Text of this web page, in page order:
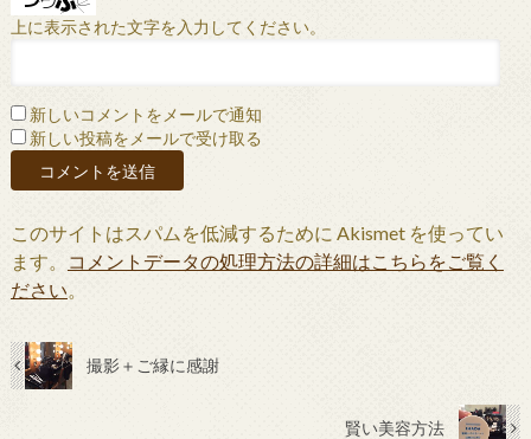
上に表示された文字を入力してください。
新しいコメントをメールで通知
新しい投稿をメールで受け取る
このサイトはスパムを低減するために Akismet を使ってい
ます。
コメントデータの処理方法の詳細はこちらをご覧く
ださい
撮影＋ご縁に感謝
賢い美容方法